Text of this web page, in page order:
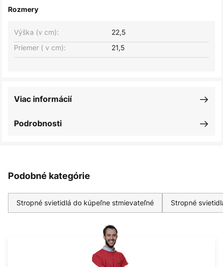
Rozmery
Výška (v cm):
22,5
Priemer ( v cm):
21,5
Podrobnosti
Viac informácií
Podobné kategórie
Stropné svietidlá do kúpeľne stmievateľné Stropné